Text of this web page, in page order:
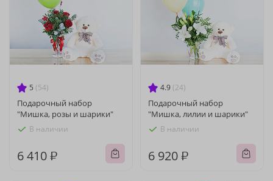
5 (54)
Подарочный набор
"Мишка, розы и шарики"
В наличии
6 410 ₽
4.9 (24)
Подарочный набор
"Мишка, лилии и шарики"
В наличии
6 920 ₽